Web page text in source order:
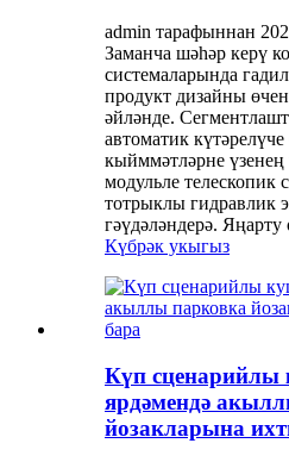
admin тарафыннан
Заманча шәһәр керү
системаларында
продукт дизайны
әйләнде.
автоматик күтәрелүче
кыйммәтләрне
модульле телескопик
тотрыклы гидравлик
гәүдәләндерә.
Күбрәк укыгыз
Күп
ярдәмендә
йозакларына